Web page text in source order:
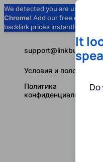
We detected you are using
Chrome! Add our free
backlink prices instantly as you
Условия и положения
Политика
конфиденциальности
It